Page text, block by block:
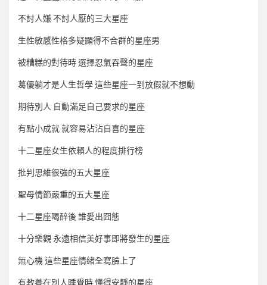
不討人嫌 不討人厭的三大星座
生性敏感性格多疑顯得不合群的星座男
被糟糕的對待時 選擇忍氣吞聲的星座
葛優躺才是人生哲學 這些星座一到放假就不想動
期待別人 自動滿足自己要求的星座
有點小成就 就容易沾沾自喜的星座
十二星座女生依賴人的程度排行榜
批判思維很強的五大星座
聖母情節嚴重的五大星座
十二星座喝醉後 誰愛出囧態
十分樂觀 永遠相信美好事即將發生的星座
無心機 這些星座情緒全寫臉上了
有教養在別人睡覺時 懂得安靜的星座